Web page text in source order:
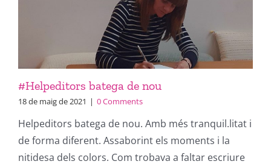
#Helpeditors batega de nou
18 de maig de 2021 | 0 Comments
Helpeditors batega de nou. Amb més tranquil.litat i
de forma diferent. Assaborint els moments i la
nitidesa dels colors. Com trobava a faltar escriure